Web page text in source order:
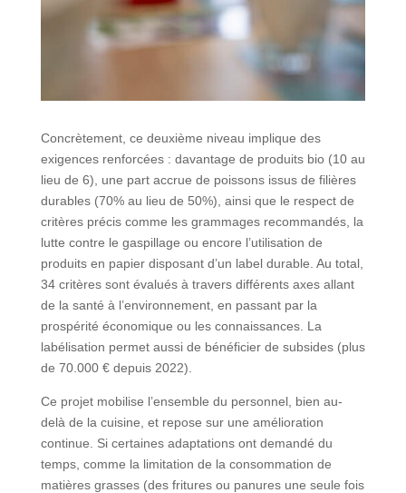
Concrètement, ce deuxième niveau implique des
exigences renforcées : davantage de produits bio (10 au
lieu de 6), une part accrue de poissons issus de filières
durables (70% au lieu de 50%), ainsi que le respect de
critères précis comme les grammages recommandés, la
lutte contre le gaspillage ou encore l’utilisation de
produits en papier disposant d’un label durable. Au total,
34 critères sont évalués à travers différents axes allant
de la santé à l’environnement, en passant par la
prospérité économique ou les connaissances. La
labélisation permet aussi de bénéficier de subsides (plus
de 70.000 € depuis 2022).
Ce projet mobilise l’ensemble du personnel, bien au-
delà de la cuisine, et repose sur une amélioration
continue. Si certaines adaptations ont demandé du
temps, comme la limitation de la consommation de
matières grasses (des fritures ou panures une seule fois